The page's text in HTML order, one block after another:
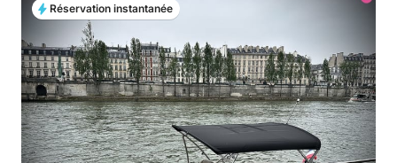
Réservation instantanée